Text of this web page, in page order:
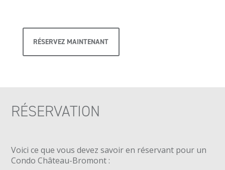
RÉSERVEZ MAINTENANT
RÉSERVATION
Voici ce que vous devez savoir en réservant pour un
Condo Château-Bromont :